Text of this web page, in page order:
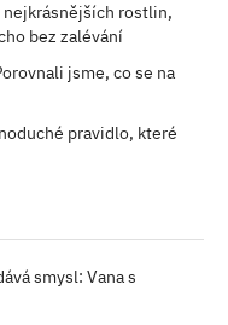
nejkrásnějších rostlin,
bez zalévání
jsme, co se na
pravidlo, které
smysl: Vana s